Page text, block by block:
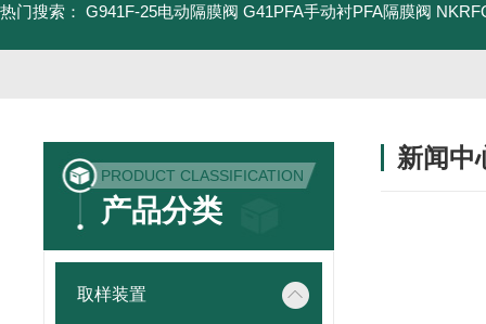
热门搜索： G941F-25电动隔膜阀 G41PFA手动衬PFA隔膜阀
PRODUCT CLASSIFICATION
产品分类
取样装置
新闻中